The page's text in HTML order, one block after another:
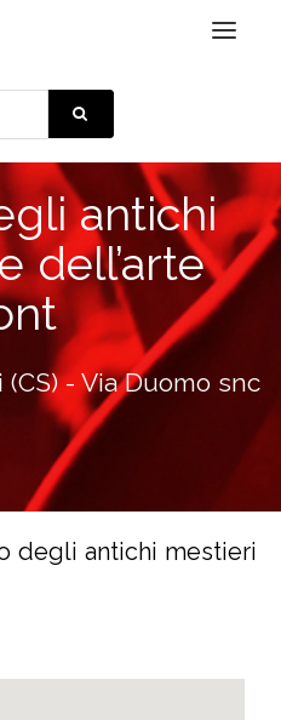
Toggle
antichi
dell’arte
- Via Duomo snc
degli antichi mestieri